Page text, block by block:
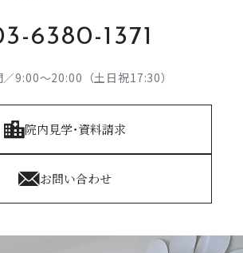
6380-1371
9:00～20:00（土日祝17:30）
院内見学・資料請求
お問い合わせ